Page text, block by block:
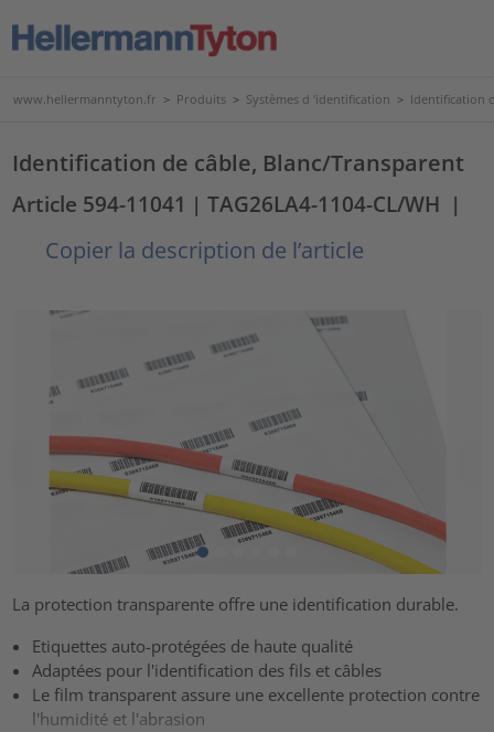
www.hellermanntyton.fr > Produits > Systèmes d 'identification > Identification
Identification de câble, Blanc/Transparent
Article 594-11041 | TAG26LA4-1104-CL/WH |
Copier la description de l’article
La protection transparente offre une identification durable.
Etiquettes auto-protégées de haute qualité
Adaptées pour l'identification des fils et câbles
Le film transparent assure une excellente protection contre
l'humidité et l'abrasion